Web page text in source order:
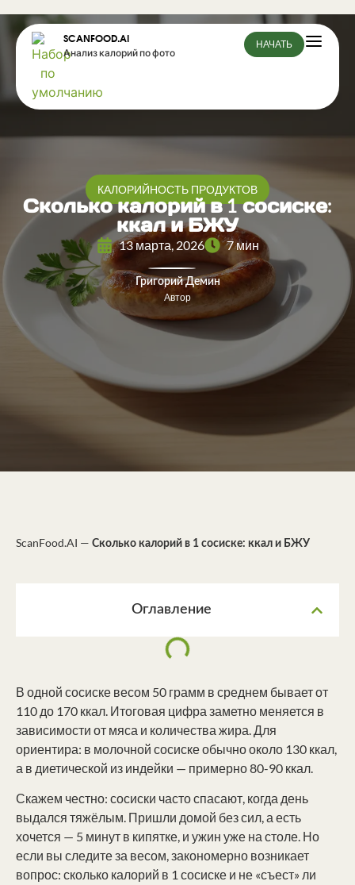
SCANFOOD.AI
Анализ калорий по фото
НАЧАТЬ
КАЛОРИЙНОСТЬ ПРОДУКТОВ
Сколько калорий в 1 сосиске:
ккал и БЖУ
13 марта, 2026 7 мин
Григорий Демин
Автор
ScanFood.AI — Сколько калорий в 1 сосиске: ккал и БЖУ
Оглавление
В одной сосиске весом 50 грамм в среднем бывает от
110 до 170 ккал. Итоговая цифра заметно меняется в
зависимости от мяса и количества жира. Для
ориентира: в молочной сосиске обычно около 130 ккал,
а в диетической из индейки — примерно 80-90 ккал.
Скажем честно: сосиски часто спасают, когда день
выдался тяжёлым. Пришли домой без сил, а есть
хочется — 5 минут в кипятке, и ужин уже на столе. Но
если вы следите за весом, закономерно возникает
вопрос: сколько калорий в 1 сосиске и не «съест» ли